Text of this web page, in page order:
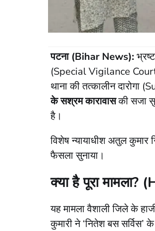
पटना (Bihar News):
(Special Vigilance
थाना की तत्कालीन दारोगा
के सश्रम कारावासकी सजा
है।
​विशेष न्यायाधीश अतुल
फैसला सुनाया।
क्या है पूरा
​यह मामला वैशाली जिले के
कुमारी ने ‘नितेश बस